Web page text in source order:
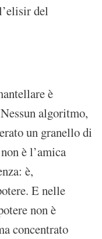
del
è
algoritmo,
un granello di
è l’amica
è,
E nelle
non è
concentrato